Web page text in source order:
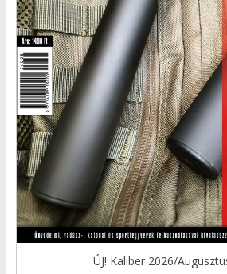
ÚJ! Kaliber 2026/